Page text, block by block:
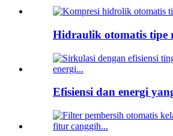
Hidraulik otomatis tipe
Efisiensi dan energi